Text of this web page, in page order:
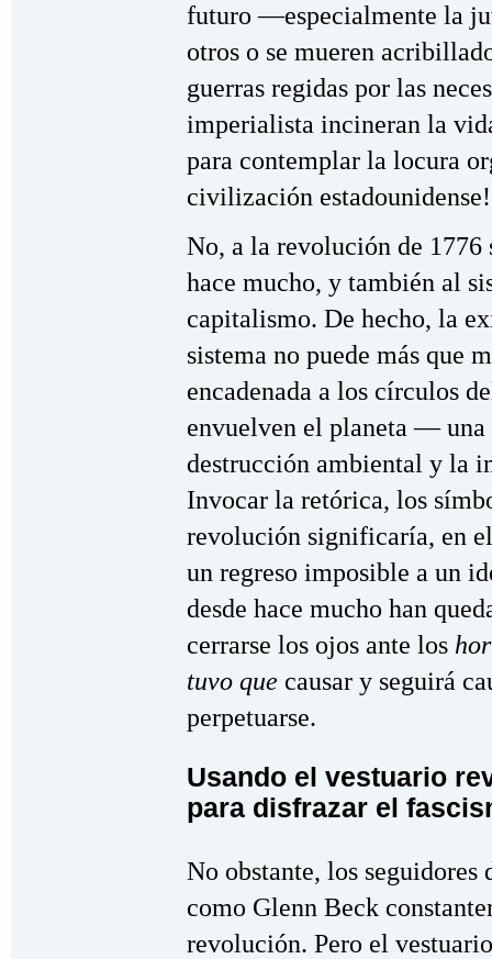
futuro —especialmente la
otros o se mueren
guerras regidas por las
imperialista incineran la
para contemplar la locura
civilización estadounidense!
No, a la revolución de 1776
hace mucho, y también al
capitalismo. De hecho, la
sistema no puede más que
encadenada a los círculos
envuelven el planeta — una
destrucción ambiental y la
Invocar la retórica, los
revolución significaría, en
un regreso imposible a un
desde hace mucho han
cerrarse los ojos ante los
tuvo que causar y seguirá
perpetuarse.
Usando el vestuario
para disfrazar el
No obstante, los
como Glenn Beck
revolución. Pero el